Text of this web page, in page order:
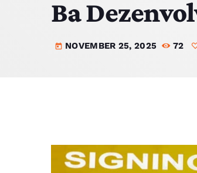
Ba
today NOVEMBER 25, 2025 72